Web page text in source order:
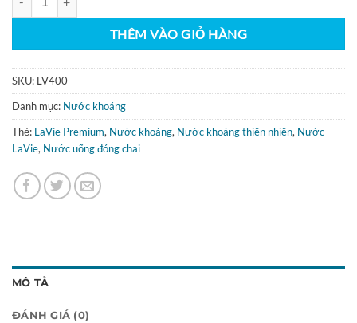
THÊM VÀO GIỎ HÀNG
SKU: LV400
Danh mục: Nước khoáng
Thẻ: LaVie Premium, Nước khoáng, Nước khoáng thiên nhiên, Nước
LaVie, Nước uống đóng chai
MÔ TẢ
ĐÁNH GIÁ (0)